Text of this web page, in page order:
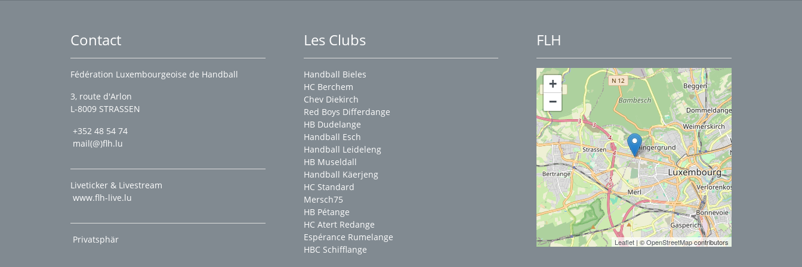
Contact
Fédération Luxembourgeoise de Handball
3, route d'Arlon
L-8009 STRASSEN
+352 48 54 74
mail(@)flh.lu
Liveticker & Livestream
www.flh-live.lu
Privatsphär
Les Clubs
Handball Bieles
HC Berchem
Chev Diekirch
Red Boys Differdange
HB Dudelange
Handball Esch
Handball Leideleng
HB Museldall
Handball Käerjeng
HC Standard
Mersch75
HB Pétange
HC Atert Redange
Espérance Rumelange
HBC Schifflange
FLH
+
−
Leaflet| ©OpenStreetMapcontributors